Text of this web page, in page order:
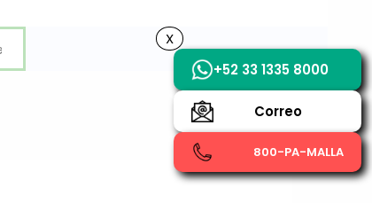
+52 33 1335 8000
Correo
800-PA-MALLA
X